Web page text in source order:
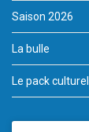
Saison 2026
La bulle
Le pack culturel